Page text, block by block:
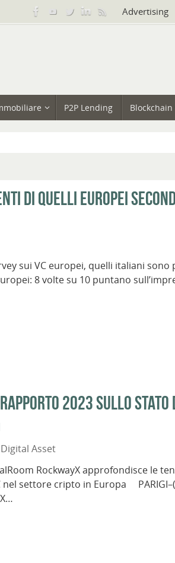
Advertising
P2P Lending Blockchain
di quelli europei
sui VC europei, quelli italiani sono
8 volte su 10 puntano
rapporto 2023 sullo stato
Asset
RockwayX approfondisce le
settore cripto in Europa